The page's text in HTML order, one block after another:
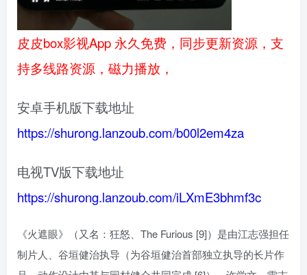
皮皮box影视App 永久免费，同步更新资源，支
持多线路资源，磁力播放，
安卓手机版下载地址
https://shurong.lanzoub.com/b00l2em4za
电视TV版下载地址
https://shurong.lanzoub.com/iLXmE3bhmf3c
《火遮眼》（又名：狂怒、The Furious [9]）是由江志强担任
制片人、谷垣健治执导（为谷垣健治首部独立执导的长片作